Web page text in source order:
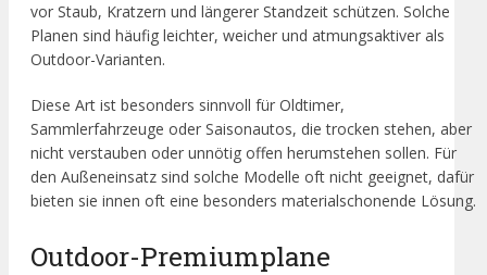
vor Staub, Kratzern und längerer Standzeit schützen. Solche
Planen sind häufig leichter, weicher und atmungsaktiver als
Outdoor-Varianten.
Diese Art ist besonders sinnvoll für Oldtimer,
Sammlerfahrzeuge oder Saisonautos, die trocken stehen, aber
nicht verstauben oder unnötig offen herumstehen sollen. Für
den Außeneinsatz sind solche Modelle oft nicht geeignet, dafür
bieten sie innen oft eine besonders materialschonende Lösung.
Outdoor-Premiumplane